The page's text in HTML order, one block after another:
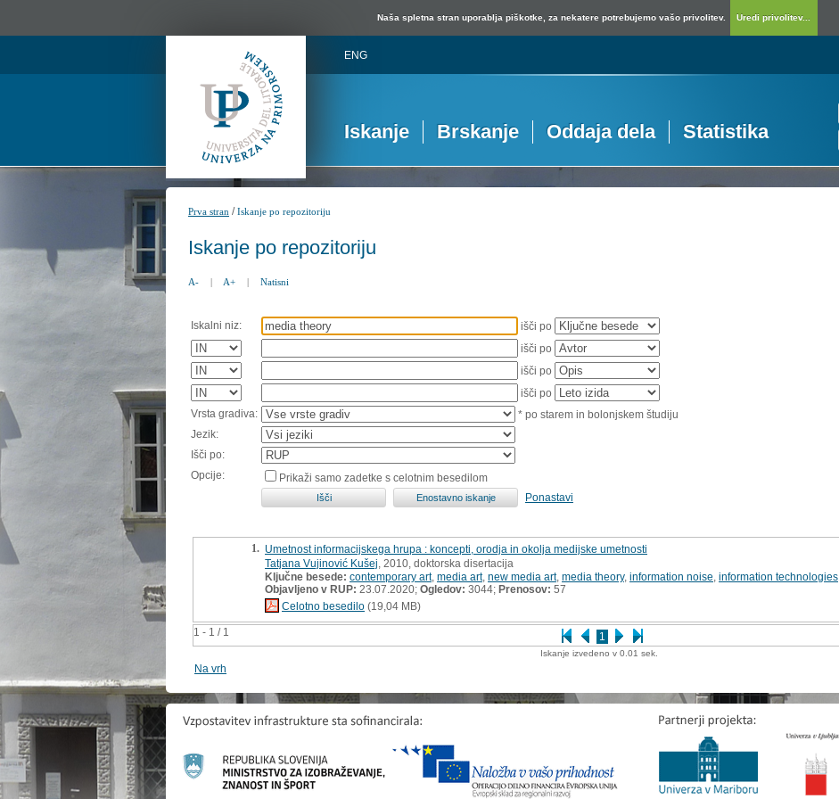
Naša spletna stran uporablja piškotke, za nekatere potrebujemo vašo privolitev. Uredi privolitev...
ENG
Iskanje Brskanje Oddaja dela Statistika
Prva stran /Iskanje po repozitoriju
Iskanje po repozitoriju
A- | A+ | Natisni
Iskalni niz:
išči po
išči po
išči po
išči po
Vrsta gradiva:
* po starem in bolonjskem študiju
Jezik:
Išči po:
Opcije:
Prikaži samo zadetke s celotnim besedilom
Ponastavi
1 - 1 / 1 1
1. Umetnost informacijskega hrupa : koncepti, orodja in okolja medijske umetnosti
Tatjana Vujinović Kušej , 2010, doktorska disertacija
Ključne besede: contemporary art, media art, new media art, media theory, information noise information technologies
Objavljeno v RUP: 23.07.2020; Ogledov: 3044; Prenosov: 57
Celotno besedilo (19,04 MB)
Iskanje izvedeno v 0.01 sek.
Na vrh